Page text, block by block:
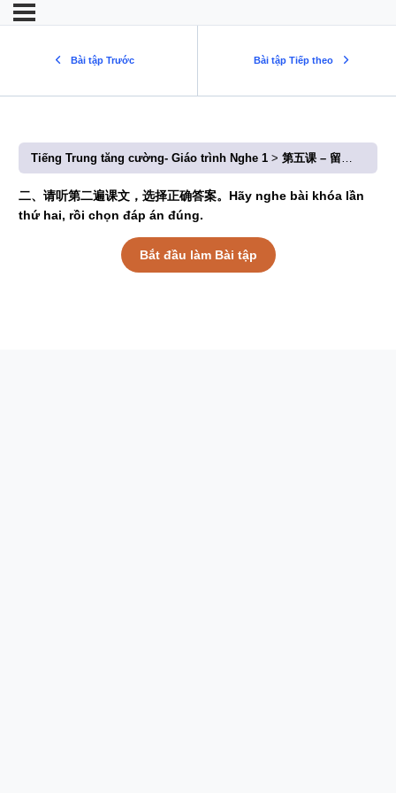
Bài tập Trước Bài tập Tiếp theo
Tiếng Trung tăng cường- Giáo trình Nghe 1 第五课 – 留学生宿舍在哪儿？(Bài 5: Ký túc xá du học sinh ở đâu?)
二、请听第二遍课文，选择正确答案。Hãy nghe bài khóa lần
thứ hai, rồi chọn đáp án đúng.